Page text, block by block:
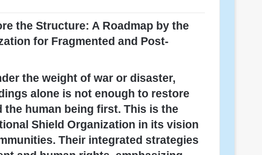
the Structure: A Roadmap by the
for Fragmented and Post-
the weight of war or disaster,
alone is not enough to restore
human being first. This is the
Shield Organization in its vision
Their integrated strategies
المطران فلوريد